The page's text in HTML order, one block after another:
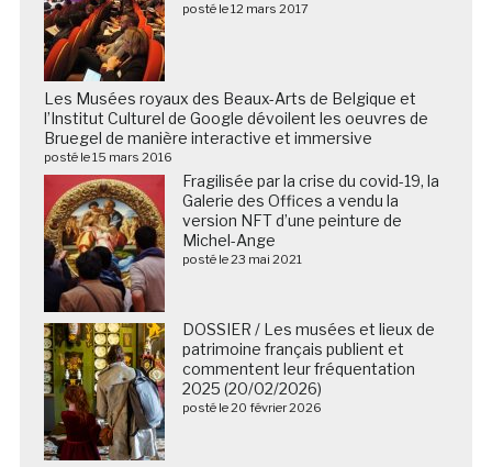
posté le 12 mars 2017
Les Musées royaux des Beaux-Arts de Belgique et
l’Institut Culturel de Google dévoilent les oeuvres de
Bruegel de manière interactive et immersive
posté le 15 mars 2016
Fragilisée par la crise du covid-19, la
Galerie des Offices a vendu la
version NFT d’une peinture de
Michel-Ange
posté le 23 mai 2021
DOSSIER / Les musées et lieux de
patrimoine français publient et
commentent leur fréquentation
2025 (20/02/2026)
posté le 20 février 2026